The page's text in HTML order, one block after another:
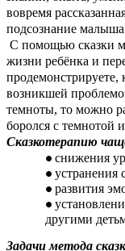
вовремя
подсознание
С помощью сказки
жизни ребёнка и
продемонстрируете,
возникшей
темноты, то можно
боролся с темнотой
Сказкотерапию
снижения
устранения
развития
другими
Задачи метода